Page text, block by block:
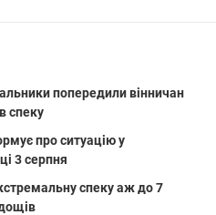
попередили вінничан
спеку
про ситуацію у
3 серпня
спеку аж до 7